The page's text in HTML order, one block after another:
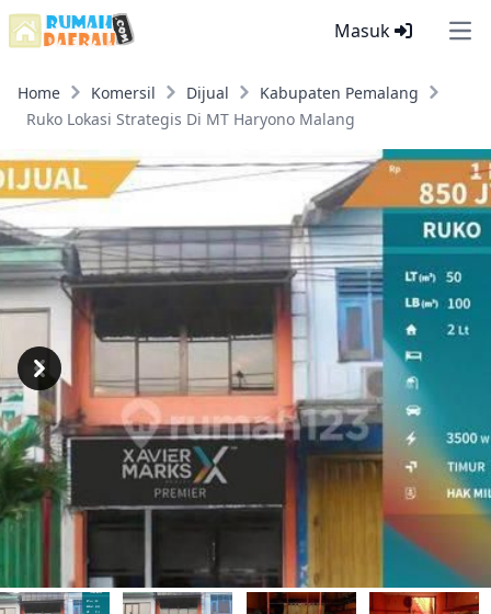
Masuk
Home Komersil Dijual
Kabupaten Pemalang
Ruko Lokasi Strategis Di MT Haryono Malang
Previous
Next